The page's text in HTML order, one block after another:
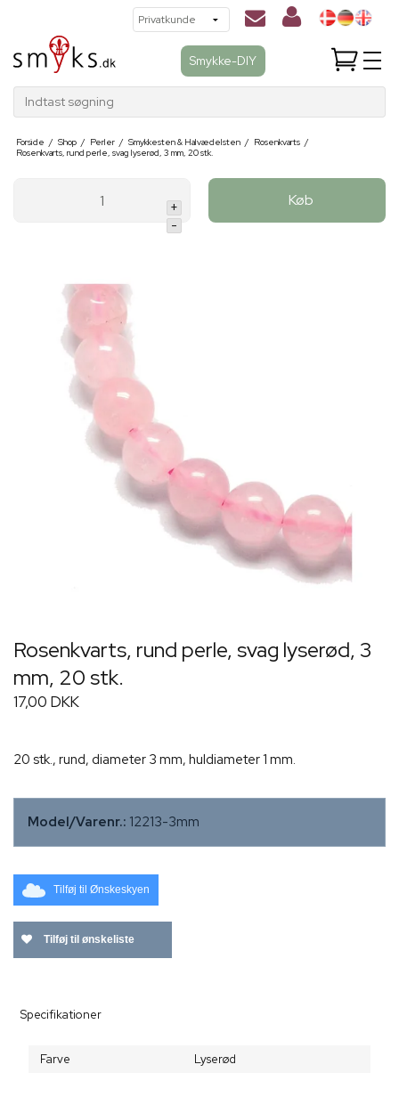
Smykke-DIY
Indtast søgning
Forside / Shop / Perler / Smykkesten & Halvædelsten / Rosenkvarts /
Rosenkvarts, rund perle, svag lyserød, 3 mm, 20 stk.
+
-
Køb
Rosenkvarts, rund perle, svag lyserød, 3
mm, 20 stk.
17,00 DKK
20 stk., rund, diameter 3 mm, huldiameter 1 mm.
Model/Varenr.: 12213-3mm
Tilføj til Ønskeskyen
Tilføj til ønskeliste
Specifikationer
Farve Lyserød